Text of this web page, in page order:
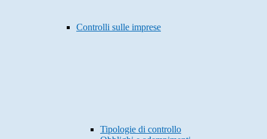
Controlli sulle imprese
Tipologie di controllo